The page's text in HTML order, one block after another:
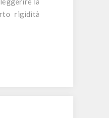
rigidità
di 2 mm),
sono
anti-